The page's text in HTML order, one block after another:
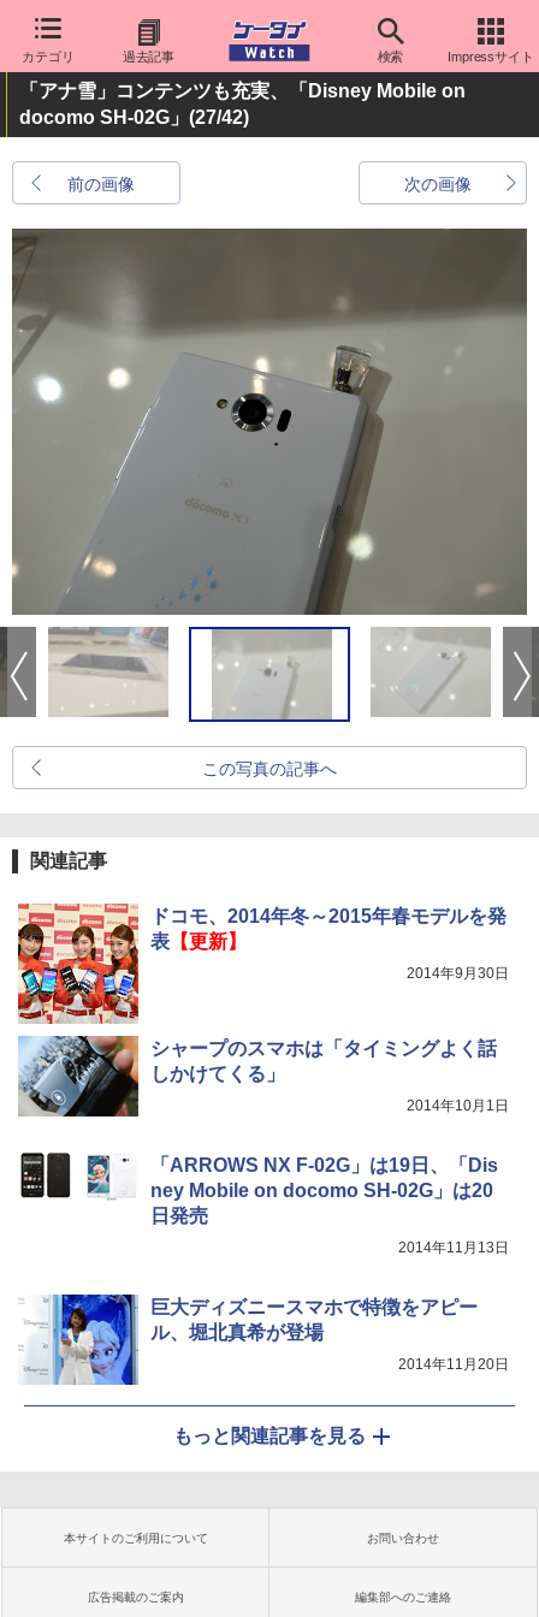
カテゴリ 過去記事 検索 Impressサイト
「アナ雪」コンテンツも充実、「Disney Mobile on
docomo SH-02G」 (27/42)
前の画像 次の画像
この写真の記事へ
関連記事
ドコモ、2014年冬～2015年春モデルを発
表【更新】
2014年9月30日
シャープのスマホは「タイミングよく話
しかけてくる」
2014年10月1日
「ARROWS NX F-02G」は19日、「Dis
ney Mobile on docomo SH-02G」は20
日発売
2014年11月13日
巨大ディズニースマホで特徴をアピー
ル、堀北真希が登場
2014年11月20日
もっと関連記事を見る
本サイトのご利用について お問い合わせ
広告掲載のご案内 編集部へのご連絡